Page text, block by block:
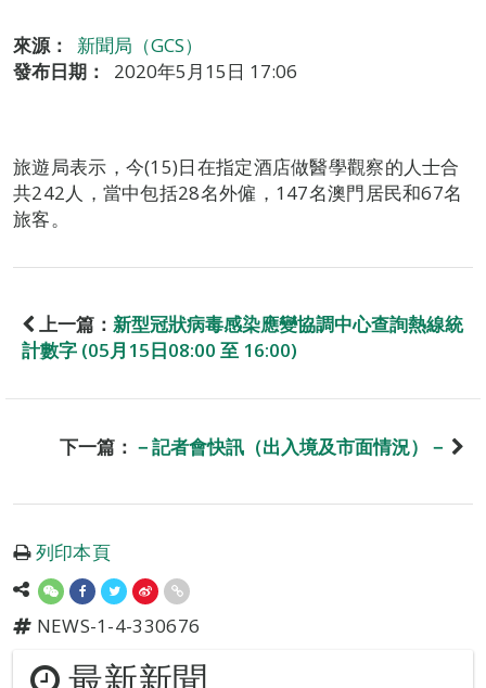
來源：
新聞局（GCS）
發布日期：
2020年5月15日 17:06
旅遊局表示，今(15)日在指定酒店做醫學觀察的人士合
共242人，當中包括28名外僱，147名澳門居民和67名
旅客。
上一篇： 新型冠狀病毒感染應變協調中心查詢熱線統
計數字 (05月15日08:00 至 16:00)
下一篇： －記者會快訊（出入境及市面情況）－
列印本頁
NEWS-1-4-330676